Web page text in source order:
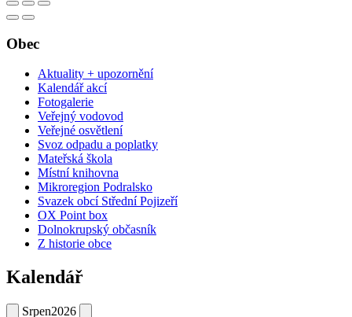
Obec
Aktuality + upozornění
Kalendář akcí
Fotogalerie
Veřejný vodovod
Veřejné osvětlení
Svoz odpadu a poplatky
Mateřská škola
Místní knihovna
Mikroregion Podralsko
Svazek obcí Střední Pojizeří
OX Point box
Dolnokrupský občasník
Z historie obce
Kalendář
Srpen2026